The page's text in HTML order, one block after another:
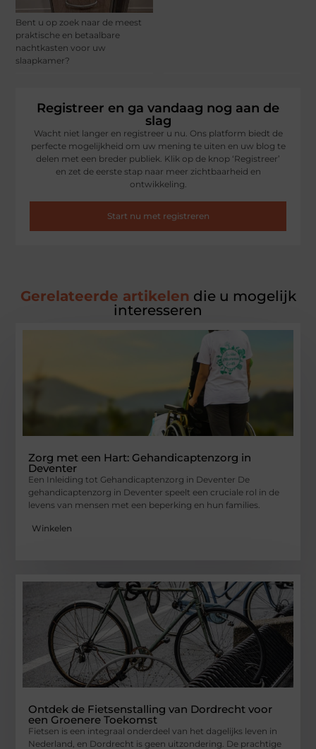
Bent u op zoek naar de meest
praktische en betaalbare
nachtkasten voor uw
slaapkamer?
Registreer en ga vandaag nog aan de
slag
Wacht niet langer en registreer u nu. Ons platform biedt de
perfecte mogelijkheid om uw mening te uiten en uw blog te
delen met een breder publiek. Klik op de knop ‘Registreer’
en zet de eerste stap naar meer zichtbaarheid en
ontwikkeling.
Start nu met registreren
Gerelateerde artikelen die u mogelijk
interesseren
Zorg met een Hart: Gehandicaptenzorg in
Deventer
Een Inleiding tot Gehandicaptenzorg in Deventer De
gehandicaptenzorg in Deventer speelt een cruciale rol in de
levens van mensen met een beperking en hun families.
Winkelen
Ontdek de Fietsenstalling van Dordrecht voor
een Groenere Toekomst
Fietsen is een integraal onderdeel van het dagelijks leven in
Nederland, en Dordrecht is geen uitzondering. De prachtige